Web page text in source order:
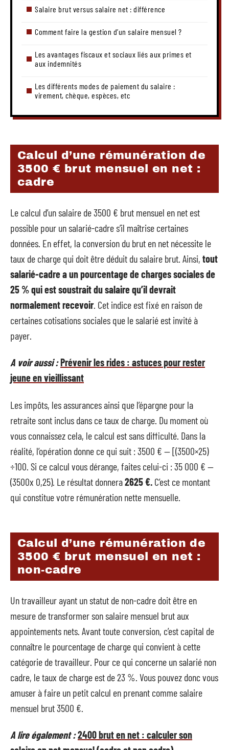
Salaire brut versus salaire net : différence
Comment faire la gestion d’un salaire mensuel ?
Les avantages fiscaux et sociaux liés aux primes et
aux indemnités
Les différents modes de paiement du salaire :
virement, chèque, espèces, etc
Calcul d’une rémunération de
3500 € brut mensuel en net :
cadre
Le calcul d’un salaire de 3500 € brut mensuel en net est
possible pour un salarié-cadre s’il maîtrise certaines
données. En effet, la conversion du brut en net nécessite le
taux de charge qui doit être déduit du salaire brut. Ainsi, tout
salarié-cadre a un pourcentage de charges sociales de
25 % qui est soustrait du salaire qu’il devrait
normalement recevoir. Cet indice est fixé en raison de
certaines cotisations sociales que le salarié est invité à
payer.
A voir aussi :Prévenir les rides : astuces pour rester
jeune en vieillissant
Les impôts, les assurances ainsi que l’épargne pour la
retraite sont inclus dans ce taux de charge. Du moment où
vous connaissez cela, le calcul est sans difficulté. Dans la
réalité, l’opération donne ce qui suit : 3500 € — [(3500×25)
÷100. Si ce calcul vous dérange, faites celui-ci : 35 000 € —
(3500x 0,25). Le résultat donnera2625 €. C’est ce montant
qui constitue votre rémunération nette mensuelle.
Calcul d’une rémunération de
3500 € brut mensuel en net :
non-cadre
Un travailleur ayant un statut de non-cadre doit être en
mesure de transformer son salaire mensuel brut aux
appointements nets. Avant toute conversion, c’est capital de
connaître le pourcentage de charge qui convient à cette
catégorie de travailleur. Pour ce qui concerne un salarié non
cadre, le taux de charge est de 23 %. Vous pouvez donc vous
amuser à faire un petit calcul en prenant comme salaire
mensuel brut 3500 €.
A lire également :2400 brut en net : calculer son